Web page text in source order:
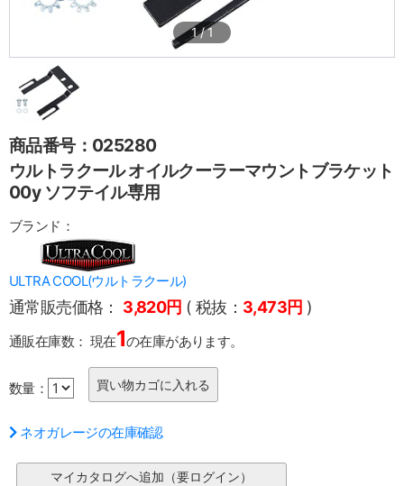
1/1
商品番号：025280
ウルトラクール オイルクーラーマウントブラケット
00y ソフテイル専用
ブランド：
ULTRA COOL(ウルトラクール)
通常販売価格： 3,820円 ( 税抜： 3,473円 )
通販在庫数： 現在1の在庫があります。
数量：
ネオガレージの在庫確認